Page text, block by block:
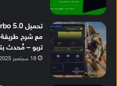
مع شرح طريقة
تربو – مُحدث بتاريخ 21
18 سبتمبر 2025